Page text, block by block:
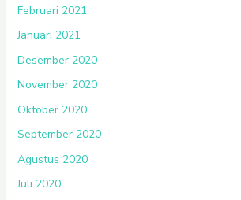
Februari 2021
Januari 2021
Desember 2020
November 2020
Oktober 2020
September 2020
Agustus 2020
Juli 2020